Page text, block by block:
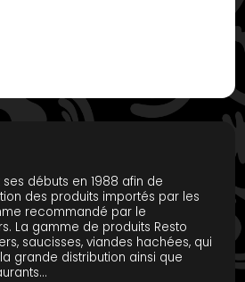
débuts en 1988 afin de
des produits importés par les
recommandé par le
La gamme de produits Resto
saucisses, viandes hachées, qui
grande distribution ainsi que